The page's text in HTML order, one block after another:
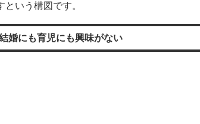
いう構図です。
婚にも育児にも興味がない